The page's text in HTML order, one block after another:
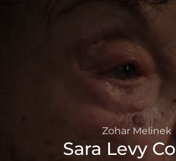
Zohar Melinek
Sara Levy